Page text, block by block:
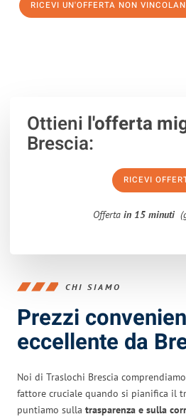
RICEVI UN'OFFERTA NON
Ottieni l'offerta
Brescia:
RICEVI
Offerta in 15 minuti
CHI SIAMO
Prezzi
eccellente da
Noi di Traslochi Brescia
fattore cruciale quando si pianifica il
puntiamo sulla trasparenza e sulla